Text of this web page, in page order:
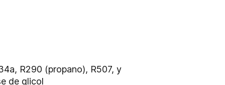
R290 (propano), R507, y
de glicol